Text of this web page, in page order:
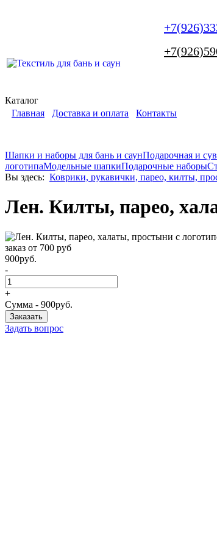
Каталог
Главная
Доставка и оплата Контакты
Шапки и наборы для бань и саунПодарочная и
логотипаМодельные шапкиПодарочные наборы
Вы здесь: Коврики, рукавички, парео, килты,
Лен. Килты, парео,
900руб.
-
+
Сумма - 900руб.
Задать вопрос